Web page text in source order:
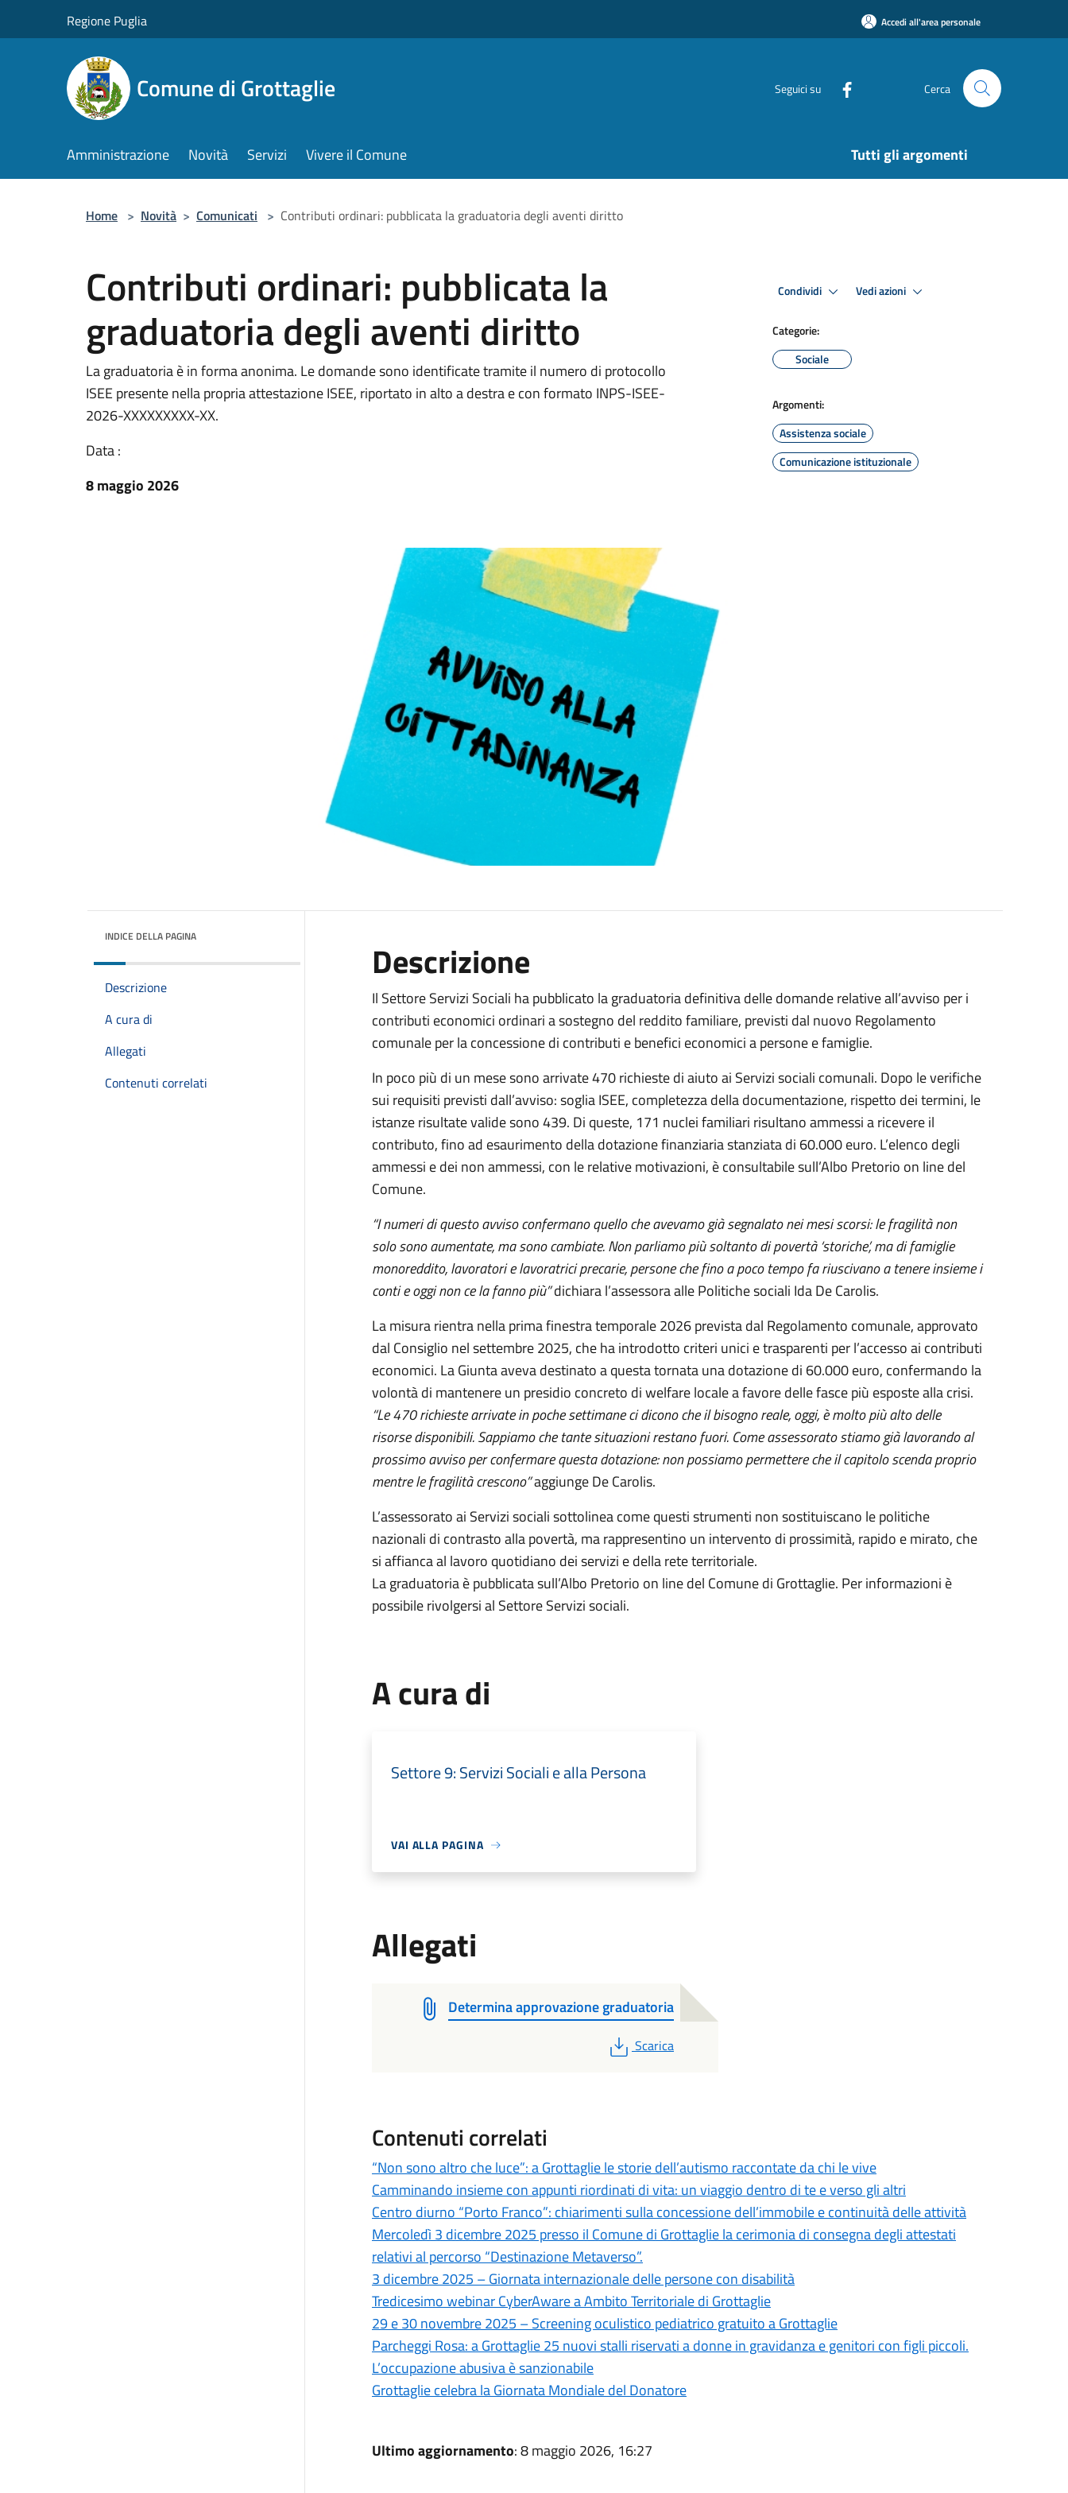
Regione Puglia Accedi all'area personale
Comune di Grottaglie Seguici su Cerca
Amministrazione Novità Servizi Vivere il Comune Tutti gli argomenti
Home > Novità > Comunicati > Contributi ordinari: pubblicata la graduatoria degli aventi diritto
Contributi ordinari: pubblicata la
graduatoria degli aventi diritto
La graduatoria è in forma anonima. Le domande sono identificate tramite il numero di protocollo
ISEE presente nella propria attestazione ISEE, riportato in alto a destra e con formato INPS-ISEE-
2026-XXXXXXXXX-XX.
Data :
8 maggio 2026
Condividi Vedi azioni
Categorie:
Sociale
Argomenti:
Assistenza sociale
Comunicazione istituzionale
INDICE DELLA PAGINA
Descrizione
A cura di
Allegati
Contenuti correlati
Descrizione
Il Settore Servizi Sociali ha pubblicato la graduatoria definitiva delle domande relative all’avviso per i
contributi economici ordinari a sostegno del reddito familiare, previsti dal nuovo Regolamento
comunale per la concessione di contributi e benefici economici a persone e famiglie.
In poco più di un mese sono arrivate 470 richieste di aiuto ai Servizi sociali comunali. Dopo le verifiche
sui requisiti previsti dall’avviso: soglia ISEE, completezza della documentazione, rispetto dei termini, le
istanze risultate valide sono 439. Di queste, 171 nuclei familiari risultano ammessi a ricevere il
contributo, fino ad esaurimento della dotazione finanziaria stanziata di 60.000 euro. L’elenco degli
ammessi e dei non ammessi, con le relative motivazioni, è consultabile sull’Albo Pretorio on line del
Comune.
“I numeri di questo avviso confermano quello che avevamo già segnalato nei mesi scorsi: le fragilità non
solo sono aumentate, ma sono cambiate. Non parliamo più soltanto di povertà ‘storiche’, ma di famiglie
monoreddito, lavoratori e lavoratrici precarie, persone che fino a poco tempo fa riuscivano a tenere insieme i
conti e oggi non ce la fanno più”dichiara l’assessora alle Politiche sociali Ida De Carolis.
La misura rientra nella prima finestra temporale 2026 prevista dal Regolamento comunale, approvato
dal Consiglio nel settembre 2025, che ha introdotto criteri unici e trasparenti per l’accesso ai contributi
economici. La Giunta aveva destinato a questa tornata una dotazione di 60.000 euro, confermando la
volontà di mantenere un presidio concreto di welfare locale a favore delle fasce più esposte alla crisi.
“Le 470 richieste arrivate in poche settimane ci dicono che il bisogno reale, oggi, è molto più alto delle
risorse disponibili. Sappiamo che tante situazioni restano fuori. Come assessorato stiamo già lavorando al
prossimo avviso per confermare questa dotazione: non possiamo permettere che il capitolo scenda proprio
mentre le fragilità crescono”aggiunge De Carolis.
L’assessorato ai Servizi sociali sottolinea come questi strumenti non sostituiscano le politiche
nazionali di contrasto alla povertà, ma rappresentino un intervento di prossimità, rapido e mirato, che
si affianca al lavoro quotidiano dei servizi e della rete territoriale.
La graduatoria è pubblicata sull’Albo Pretorio on line del Comune di Grottaglie. Per informazioni è
possibile rivolgersi al Settore Servizi sociali.
A cura di
Settore 9: Servizi Sociali e alla Persona
VAI ALLA PAGINA
Allegati
Determina approvazione graduatoria
PDF
Scarica
Contenuti correlati
“Non sono altro che luce”: a Grottaglie le storie dell’autismo raccontate da chi le vive
Camminando insieme con appunti riordinati di vita: un viaggio dentro di te e verso gli altri
Centro diurno “Porto Franco”: chiarimenti sulla concessione dell’immobile e continuità delle attività
Mercoledì 3 dicembre 2025 presso il Comune di Grottaglie la cerimonia di consegna degli attestati
relativi al percorso “Destinazione Metaverso”.
3 dicembre 2025 – Giornata internazionale delle persone con disabilità
Tredicesimo webinar CyberAware a Ambito Territoriale di Grottaglie
29 e 30 novembre 2025 – Screening oculistico pediatrico gratuito a Grottaglie
Parcheggi Rosa: a Grottaglie 25 nuovi stalli riservati a donne in gravidanza e genitori con figli piccoli.
L’occupazione abusiva è sanzionabile
Grottaglie celebra la Giornata Mondiale del Donatore
Ultimo aggiornamento: 8 maggio 2026, 16:27